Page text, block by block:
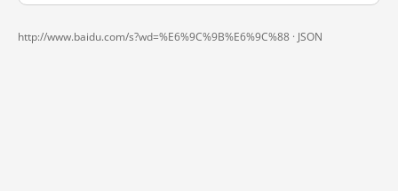
http://www.baidu.com/s?wd=%E6%9C%9B%E6%9C%88 · JSON